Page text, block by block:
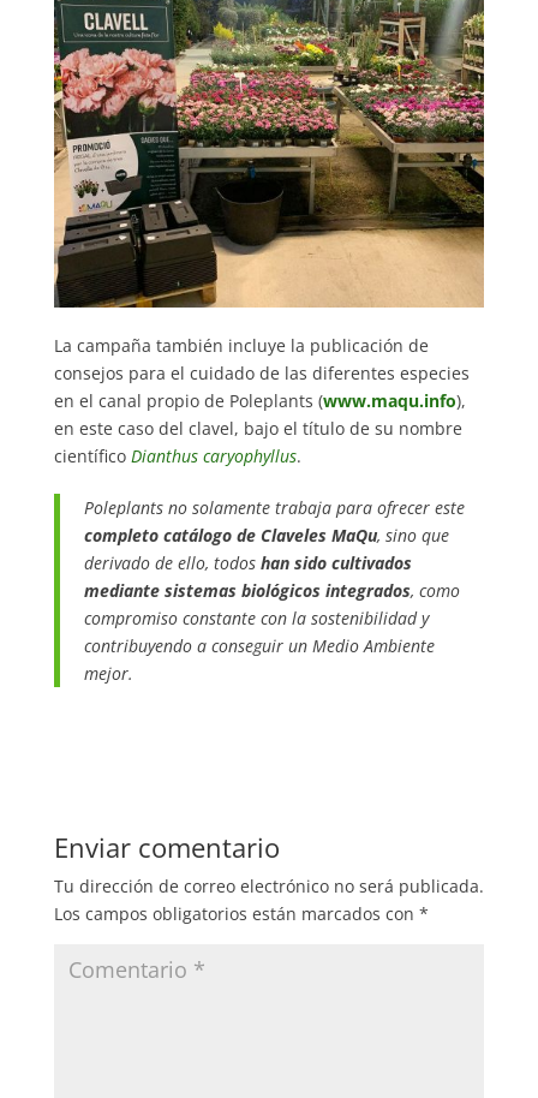
La campaña también incluye la publicación de
consejos para el cuidado de las diferentes especies
en el canal propio de Poleplants (www.maqu.info),
en este caso del clavel, bajo el título de su nombre
científico Dianthus caryophyllus.
Poleplants no solamente trabaja para ofrecer este
completo catálogo de Claveles MaQu, sino que
derivado de ello, todos han sido cultivados
mediante sistemas biológicos integrados, como
compromiso constante con la sostenibilidad y
contribuyendo a conseguir un Medio Ambiente
mejor.
Enviar comentario
Tu dirección de correo electrónico no será publicada.
Los campos obligatorios están marcados con *